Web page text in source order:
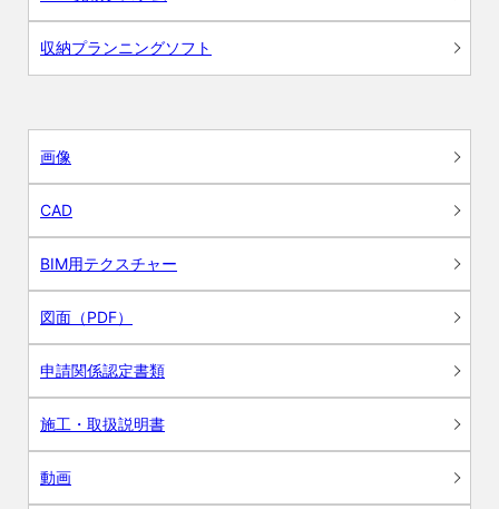
収納プランニングソフト
画像
CAD
BIM用テクスチャー
図面（PDF）
申請関係認定書類
施工・取扱説明書
動画